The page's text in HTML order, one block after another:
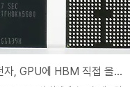
삼성전자, GPU에 HBM 직접 올리는 'zHBM' 전격 공개…AI 메모리 판도 바꾼다